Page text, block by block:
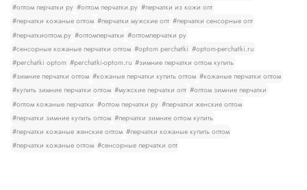
#оптом перчатки ру #оптом перчатки.ру #перчатки из кожи опт
#перчатки кожаные оптом #перчатки мужские опт #перчатки сенсорные опт
#перчаткиоптом.ру #оптомперчатки #оптомперчатки ру
#сенсорные кожаные перчатки оптом #optom perchatki #optom-perchatki.ru
#perchatki optom #perchatki-optom.ru #зимние перчатки оптом купить
#зимние перчатки оптом #кожаные перчатки купить оптом #кожаные перчатки оптом
#купить зимние перчатки оптом #мужские перчатки опт #оптом зимние перчатки
#оптом кожаные перчатки #оптом перчатки ру #перчатки женские оптом
#перчатки зимние купить оптом #перчатки зимние оптом купить
#перчатки кожаные женские оптом #перчатки кожаные купить оптом
#перчатки кожаные оптом #сенсорные перчатки опт